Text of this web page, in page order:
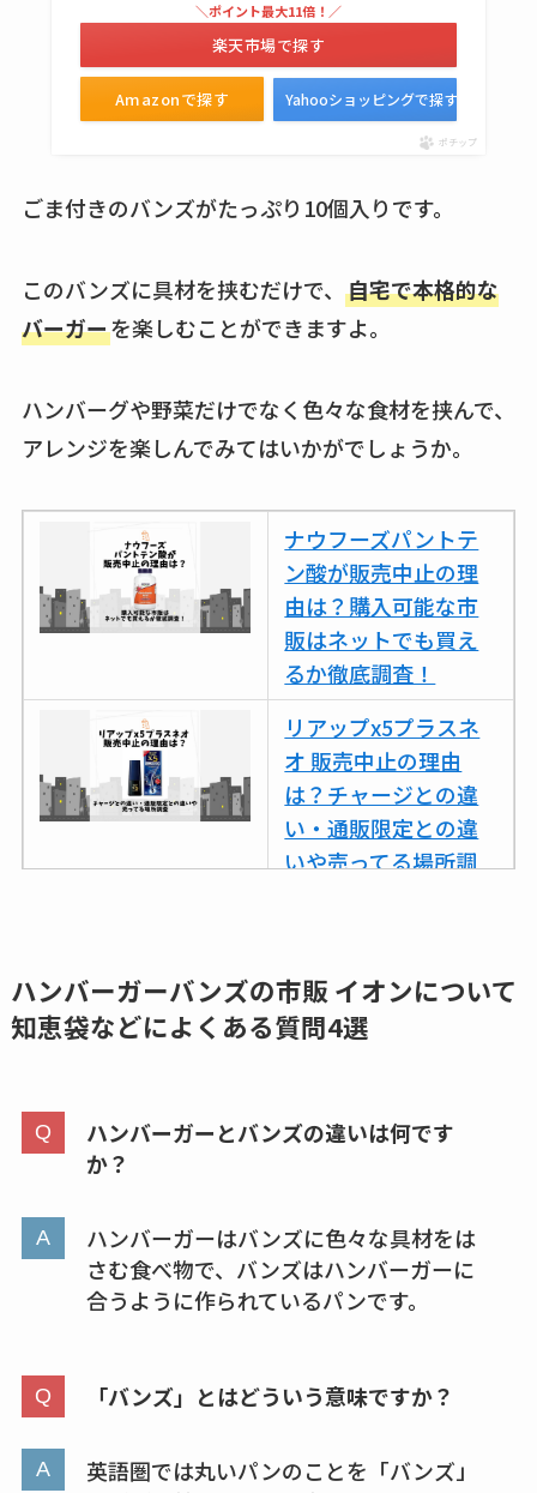
ズで買える？楽天や
amazonなど通販の販
売店も調査
エッセンシャルフラ
売ってない？どこで
など解説
ビタクラフトのウル
復刻はある？ウルト
ラカパーは品切れ？
売ってる場所調査
キーピング販売終了
理由はなぜ？売って
ない？売ってる場所
は？代わりの代用品
も調査
クランベリージュー
スはコンビニで売っ
てる？薬局やイオン
は？おすすめや効果
も調査
Amazonで探す
＼ポイント最大11倍！／
楽天市場で探す
Yahooショッピングで探す
ポチップ
ごま付きのバンズがたっぷり10個入りです。
このバンズに具材を挟むだけで、 自宅で本格的な
バーガーを楽しむことができますよ。
ハンバーグや野菜だけでなく色々な食材を挟んで、
アレンジを楽しんでみてはいかがでしょうか。
ナウフーズパントテ
ン酸が販売中止の理
由は？購入可能な市
販はネットでも買え
るか徹底調査！
リアップx5プラスネ
オ 販売中止の理由
は？チャージとの違
い・通販限定との違
いや売ってる場所調
め替えはどこで売っ
てる？ドンキ・ロフ
トなど販売店や安い
アクアテクトゲルが
買える？値段や手荒
れの口コミも調査
半額になるのはい
販も調査
ハンバーガーバンズの市販 イオンについて
知恵袋などによくある質問4選
ハンバーガーとバンズの違いは何です
か？
ハンバーガーはバンズに色々な具材をは
さむ食べ物で、バンズはハンバーガーに
合うように作られているパンです。
「バンズ」とはどういう意味ですか？
英語圏では丸いパンのことを「バンズ」